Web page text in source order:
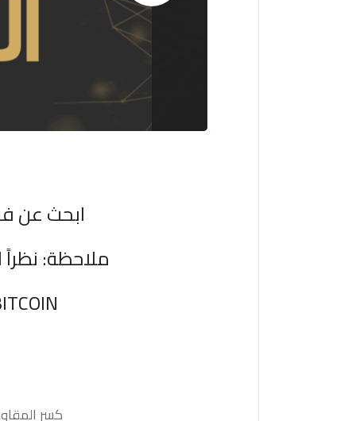
ابحث عن
ملاحظة:
كسر المقاومة 1.1665 والثبات أعلى منها على الأقل بشمعة 4 ساعات ستدفع